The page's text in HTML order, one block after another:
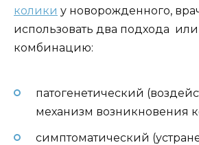
колики у новорожденного,
использовать два подхода
комбинацию:
патогенетический
механизм возникновения
симптоматический